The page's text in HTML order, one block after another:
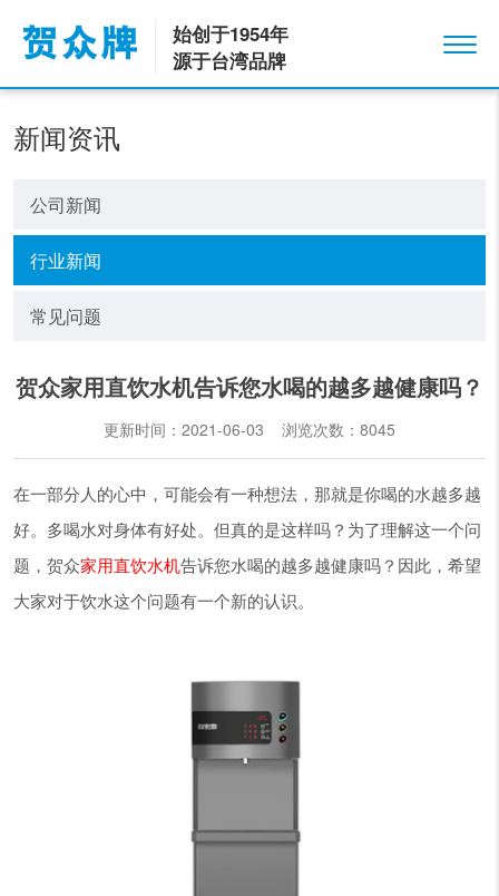
始创于1954年
源于台湾品牌
新闻资讯
公司新闻
行业新闻
常见问题
贺众家用直饮水机告诉您水喝的越多越健康吗？
更新时间：2021-06-03 浏览次数： 8045
在一部分人的心中，可能会有一种想法，那就是你喝的水越多越
好。多喝水对身体有好处。但真的是这样吗？为了理解这一个问
题，贺众家用直饮水机告诉您水喝的越多越健康吗？因此，希望
大家对于饮水这个问题有一个新的认识。